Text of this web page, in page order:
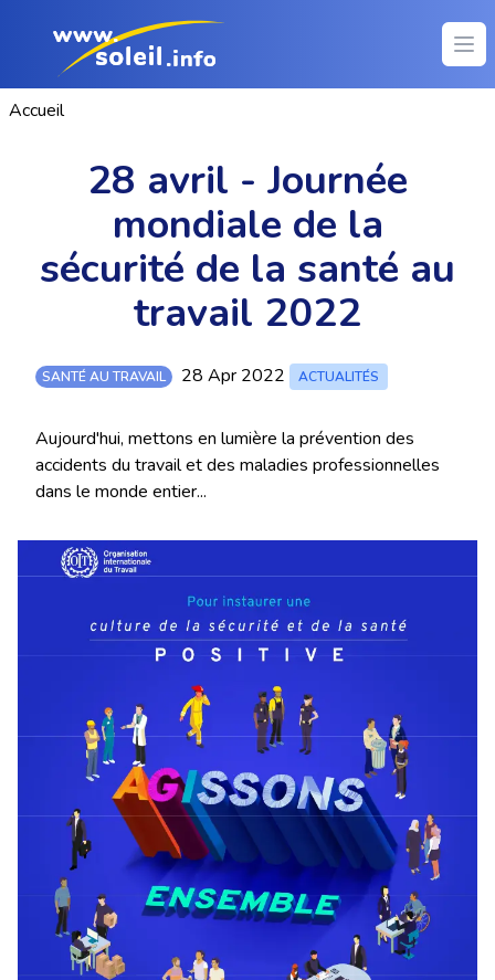
Accueil
28 avril - Journée
mondiale de la
sécurité de la santé au
travail 2022
SANTÉ AU TRAVAIL 28 Apr 2022 ACTUALITÉS
Aujourd'hui, mettons en lumière la prévention des
accidents du travail et des maladies professionnelles
dans le monde entier...